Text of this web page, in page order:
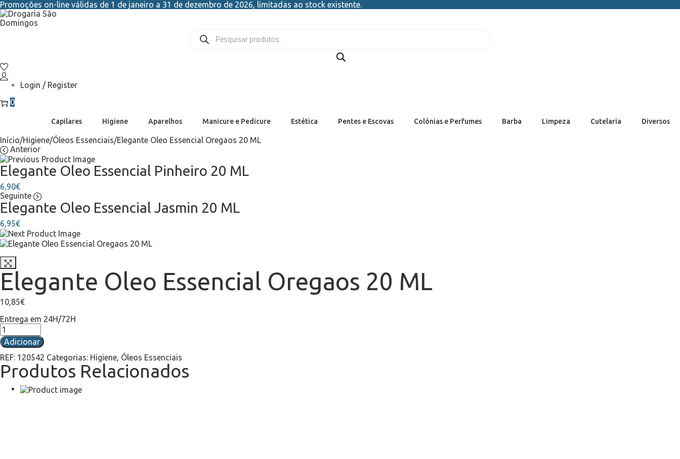
Promoções on-line válidas de 1 de janeiro a 31 de dezembro de 2026, limitadas ao stock existente.
Login / Register
0
Capilares Higiene Aparelhos Manicure e Pedicure Estética Pentes e Escovas Colónias e Perfumes Barba Limpeza Cutelaria Diversos
Início/Higiene/Óleos Essenciais/Elegante Oleo Essencial Oregaos 20 ML
Anterior
Elegante Oleo Essencial Pinheiro 20 ML
6,90€
Seguinte
Elegante Oleo Essencial Jasmin 20 ML
6,95€
Elegante Oleo Essencial Oregaos 20 ML
10,85€
Entrega em 24H/72H
Adicionar
REF: 120542 Categorias: Higiene, Óleos Essenciais
Produtos Relacionados